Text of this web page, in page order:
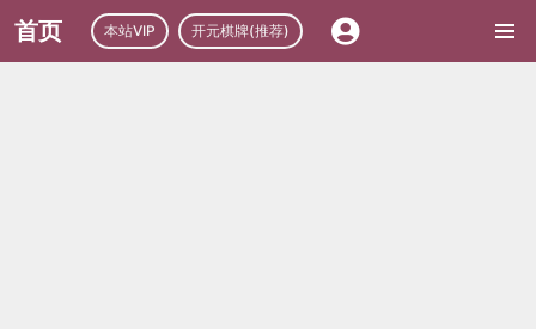
首页 本站VIP 开元棋牌(推荐)